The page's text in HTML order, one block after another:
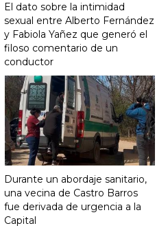
El dato sobre la intimidad
sexual entre Alberto Fernández
y Fabiola Yañez que generó el
filoso comentario de un
conductor
Durante un abordaje sanitario,
una vecina de Castro Barros
fue derivada de urgencia a la
Capital